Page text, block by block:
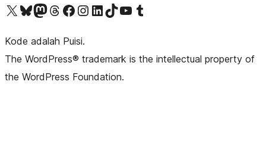
Kunjungi akun X (sebelumnya Twitter) kamiVisit our Bluesky account
Kunjungi akun Mastodon kami
Visit our Threads account
Kunjungi halaman Facebook kamiKunjungi akun Instagram kamiKunjungi akun LinkedIn kami
Visit our TikTok account
Kunjungi channel YouTube kamiVisit our Tumblr account
Kode adalah Puisi.
The WordPress® trademark is the intellectual property of
the WordPress Foundation.